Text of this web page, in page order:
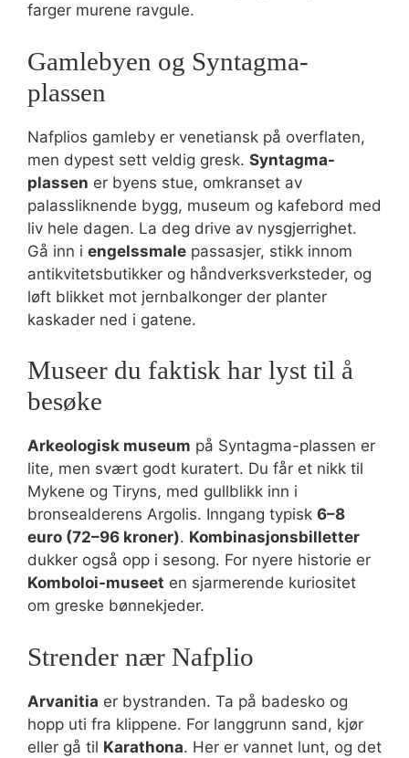
farger murene ravgule.
Gamlebyen og Syntagma-
plassen
Nafplios gamleby er venetiansk på overflaten,
men dypest sett veldig gresk. Syntagma-
plassen er byens stue, omkranset av
palassliknende bygg, museum og kafebord med
liv hele dagen. La deg drive av nysgjerrighet.
Gå inn i engelssmale passasjer, stikk innom
antikvitetsbutikker og håndverksverksteder, og
løft blikket mot jernbalkonger der planter
kaskader ned i gatene.
Museer du faktisk har lyst til å
besøke
Arkeologisk museum på Syntagma-plassen er
lite, men svært godt kuratert. Du får et nikk til
Mykene og Tiryns, med gullblikk inn i
bronsealderens Argolis. Inngang typisk 6–8
euro (72–96 kroner). Kombinasjonsbilletter
dukker også opp i sesong. For nyere historie er
Komboloi-museet en sjarmerende kuriositet
om greske bønnekjeder.
Strender nær Nafplio
Arvanitia er bystranden. Ta på badesko og
hopp uti fra klippene. For langgrunn sand, kjør
eller gå til Karathona. Her er vannet lunt, og det